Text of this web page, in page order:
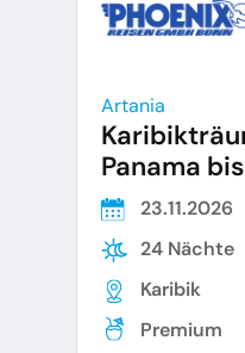
Artania
Panama
23.11.2026
24 Nächte
Karibik
Premium